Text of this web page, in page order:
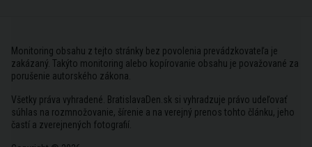
Monitoring obsahu z tejto stránky bez povolenia prevádzkovateľa je
zakázaný. Takýto monitoring alebo kopírovanie obsahu je považované za
porušenie autorského zákona.
Všetky práva vyhradené. BratislavaDen.sk si vyhradzuje právo udeľovať
súhlas na rozmnožovanie, šírenie a na verejný prenos tohto článku, jeho
častí a zverejnených fotografií.